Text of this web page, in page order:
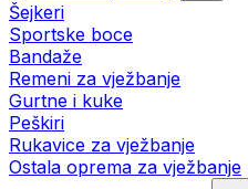
Šejkeri
Sportske boce
Bandaže
Remeni za vježbanje
Gurtne i kuke
Peškiri
Rukavice za vježbanje
Ostala oprema za vježbanje